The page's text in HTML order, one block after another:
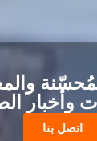
وأخبار
اتصل بنا